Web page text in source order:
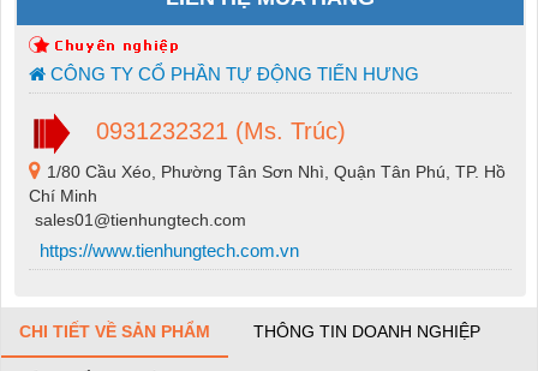
CÔNG TY CỔ PHẦN TỰ ĐỘNG TIẾN HƯNG
0931232321 (Ms. Trúc)
1/80 Cầu Xéo, Phường Tân Sơn Nhì, Quận Tân Phú, TP. Hồ
Chí Minh
sales01@tienhungtech.com
https://www.tienhungtech.com.vn
CHI TIẾT VỀ SẢN PHẨM THÔNG TIN DOANH NGHIỆP